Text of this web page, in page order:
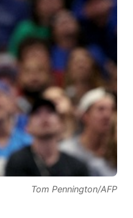
Tom Pennington/AFP